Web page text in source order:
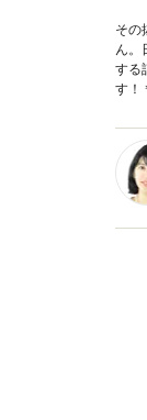
その
ん。
する
す！